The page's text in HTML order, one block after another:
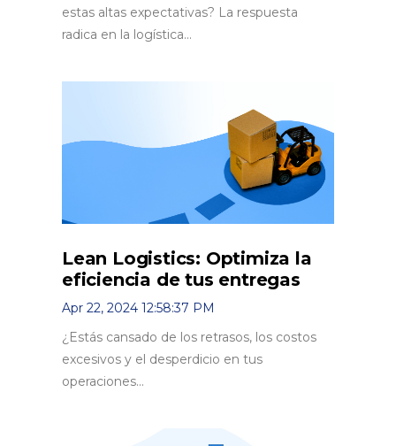
estas altas expectativas? La respuesta
radica en la logística...
Lean Logistics: Optimiza la
eficiencia de tus entregas
Apr 22, 2024 12:58:37 PM
¿Estás cansado de los retrasos, los costos
excesivos y el desperdicio en tus
operaciones...